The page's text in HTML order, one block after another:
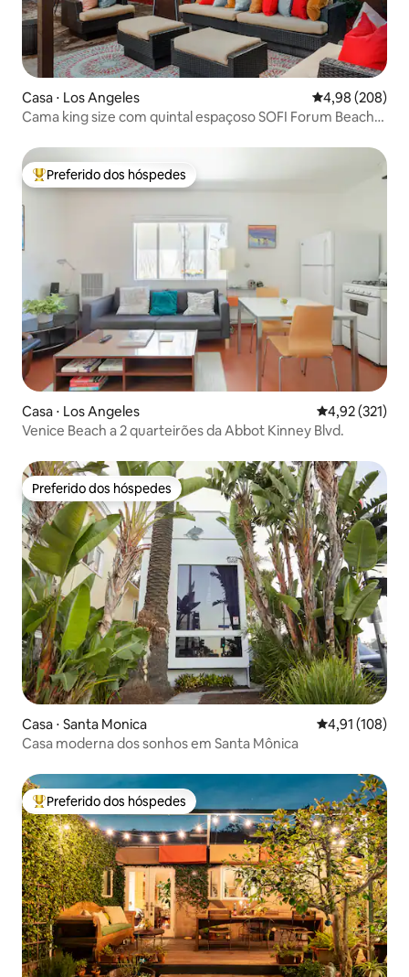
Casa ⋅ Los Angeles 4,98 de uma
4,98 (208)
Cama king size com quintal espaçoso SOFI Forum Beach
Entre os melhores preferidos dos hóspedes
Preferido dos hóspedes
Casa ⋅ Los Angeles 4,92 de uma
4,92 (321)
Venice Beach a 2 quarteirões da Abbot Kinney Blvd.
Preferido dos hóspedes
Preferido dos hóspedes
Casa ⋅ Santa Monica 4,91 de uma
4,91 (108)
Casa moderna dos sonhos em Santa Mônica
Entre os melhores preferidos dos hóspedes
Preferido dos hóspedes